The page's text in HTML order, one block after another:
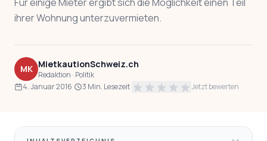
ihrer Wohnung unterzuvermieten.
MK MietkautionSchweiz.ch
Redaktion · Politik
4. Januar 2016· 3 Min. Lesezeit· Jetzt bewerten